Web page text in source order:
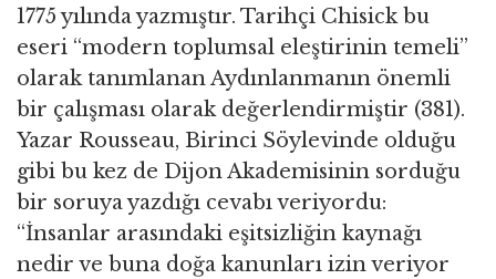
1775 yılında yazmıştır. Tarihçi Chisick bu
eseri “modern toplumsal eleştirinin temeli”
olarak tanımlanan Aydınlanmanın önemli
bir çalışması olarak değerlendirmiştir (381).
Yazar Rousseau, Birinci Söylevinde olduğu
gibi bu kez de Dijon Akademisinin sorduğu
bir soruya yazdığı cevabı veriyordu:
“İnsanlar arasındaki eşitsizliğin kaynağı
nedir ve buna doğa kanunları izin veriyor